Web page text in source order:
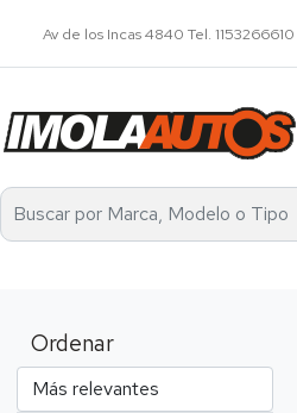
Ordenar